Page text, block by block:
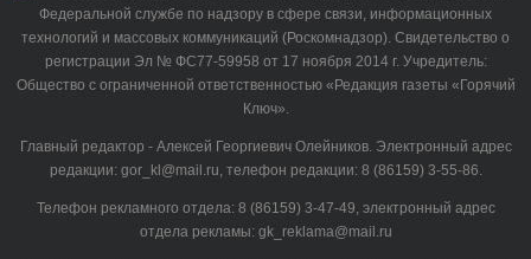
Федеральной службе по надзору в сфере связи, информационных
технологий и массовых коммуникаций (Роскомнадзор). Свидетельство о
регистрации Эл № ФС77-59958 от 17 ноября 2014 г. Учредитель:
Общество с ограниченной ответственностью «Редакция газеты «Горячий
Ключ».
Главный редактор - Алексей Георгиевич Олейников. Электронный адрес
редакции: gor_kl@mail.ru, телефон редакции: 8 (86159) 3-55-86.
Телефон рекламного отдела: 8 (86159) 3-47-49, электронный адрес
отдела рекламы: gk_reklama@mail.ru